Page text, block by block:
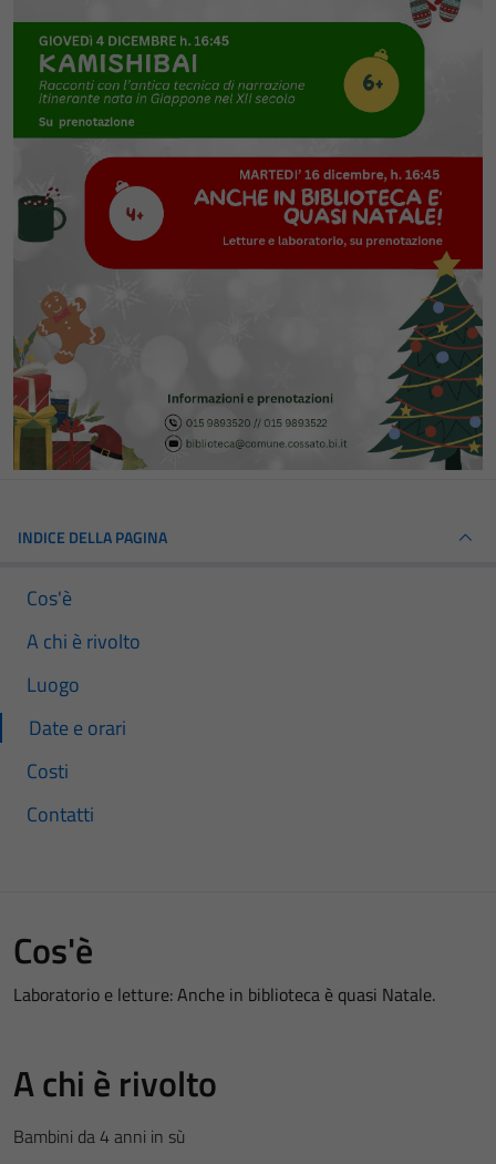
INDICE DELLA PAGINA
Cos'è
A chi è rivolto
Luogo
Date e orari
Costi
Contatti
Cos'è
Laboratorio e letture: Anche in biblioteca è quasi Natale.
A chi è rivolto
Bambini da 4 anni in sù